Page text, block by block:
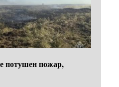
потушен пожар,